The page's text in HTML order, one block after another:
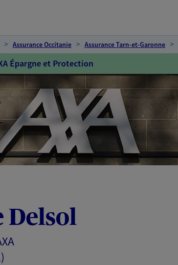
Assurance Occitanie Assurance Tarn-et-Garonne
Épargne et Protection
Delsol